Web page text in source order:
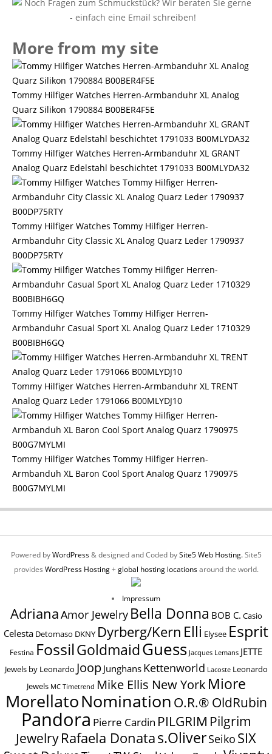
More from my site
Tommy Hilfiger Watches Herren-Armbanduhr XL Analog
Quarz Silikon 1790884 B00BER4F5E
Tommy Hilfiger Watches Herren-Armbanduhr XL GRANT
Analog Quarz Edelstahl beschichtet 1791033 B00MLYDA32
Tommy Hilfiger Watches Tommy Hilfiger Herren-
Armbanduhr City Classic XL Analog Quarz Leder 1790937
B00DP75RTY
Tommy Hilfiger Watches Tommy Hilfiger Herren-
Armbanduhr Casual Sport XL Analog Quarz Leder 1710329
B00BIBH6GQ
Tommy Hilfiger Watches Herren-Armbanduhr XL TRENT
Analog Quarz Leder 1791066 B00MLYDJ10
Tommy Hilfiger Watches Tommy Hilfiger Herren-
Armbanduh XL Baron Cool Sport Analog Quarz 1790975
B00G7MYLMI
Powered byWordPress& designed and Coded bySite5 Web Hosting.Site5
provides WordPress Hosting+global hosting locationsaround the world.
Impressum
AdrianaAmor Jewelry Bella Donna BOB C. Casio
Celesta Detomaso DKNY Dyrberg/Kern Elli Elysee Esprit
Festina FossilGoldmaidGuess Jacques Lemans JETTE
Jewels by Leonardo Joop Junghans Kettenworld Lacoste Leonardo
Jewels MC Timetrend Mike Ellis New York Miore
MorellatoNomination O.R.® OldRubin
Pandora Pierre Cardin PILGRIM Pilgrim
JewelryRafaela Donatas.OliverSeiko SIX